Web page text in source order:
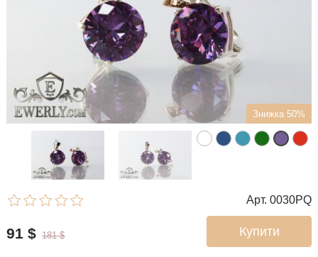
Знижка 50%
Арт. 0030PQ
Купити
91 $ 181 $